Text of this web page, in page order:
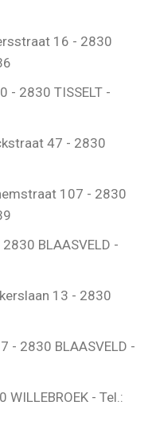
16 - 2830
- 2830 TISSELT -
47 - 2830
107 - 2830
BLAASVELD -
13 - 2830
- 2830 BLAASVELD -
- Tel.: